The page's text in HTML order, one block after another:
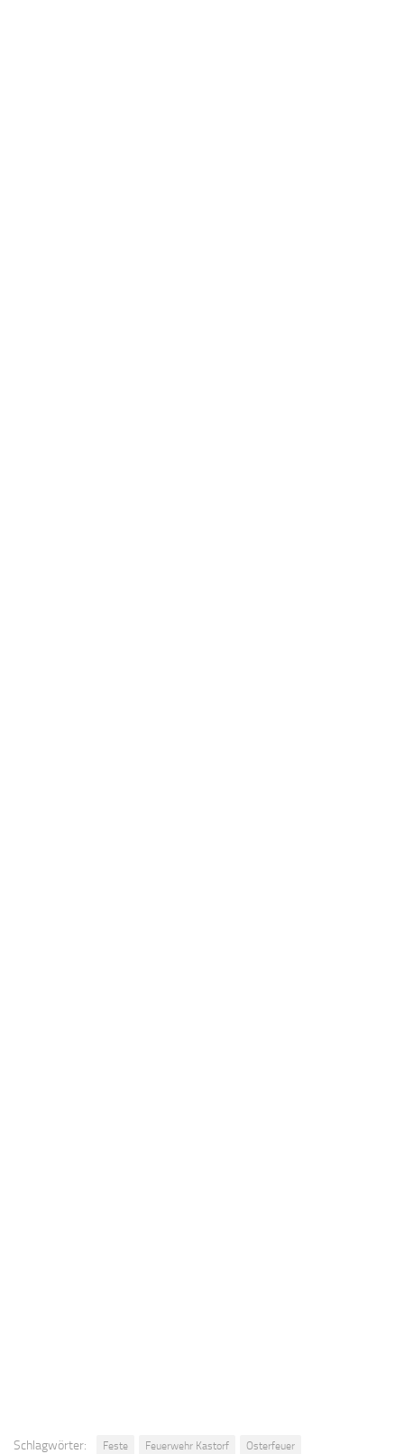
Schlagwörter: Feste Feuerwehr Kastorf Osterfeuer